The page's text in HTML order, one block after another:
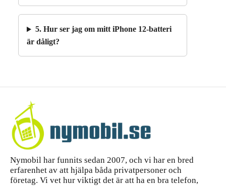
5. Hur ser jag om mitt iPhone 12-batteri
är dåligt?
Nymobil har funnits sedan 2007, och vi har en bred
erfarenhet av att hjälpa båda privatpersoner och
företag. Vi vet hur viktigt det är att ha en bra telefon,